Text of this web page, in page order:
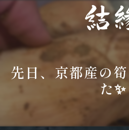
先日、京都産の
た✨